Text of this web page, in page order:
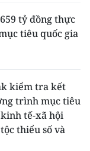
tỷ đồng thực
tiêu quốc gia
kiểm tra kết
trình mục tiêu
tế-xã hội
thiểu số và